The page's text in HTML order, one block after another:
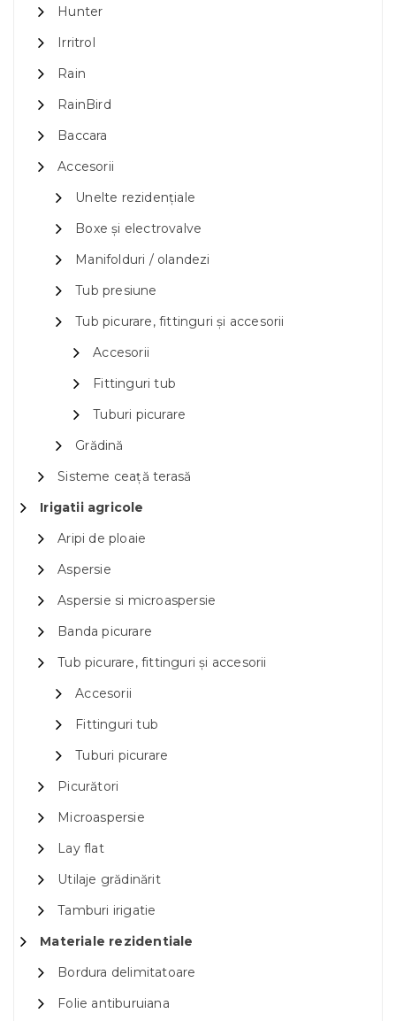
Hunter
Irritrol
Rain
RainBird
Baccara
Accesorii
Unelte rezidențiale
Boxe și electrovalve
Manifolduri / olandezi
Tub presiune
Tub picurare, fittinguri și accesorii
Accesorii
Fittinguri tub
Tuburi picurare
Grădină
Sisteme ceață terasă
Irigatii agricole
Aripi de ploaie
Aspersie
Aspersie si microaspersie
Banda picurare
Tub picurare, fittinguri și accesorii
Accesorii
Fittinguri tub
Tuburi picurare
Picurători
Microaspersie
Lay flat
Utilaje grădinărit
Tamburi irigatie
Materiale rezidentiale
Bordura delimitatoare
Folie antiburuiana